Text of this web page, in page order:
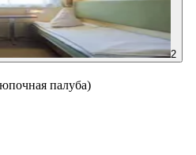
2
палуба)